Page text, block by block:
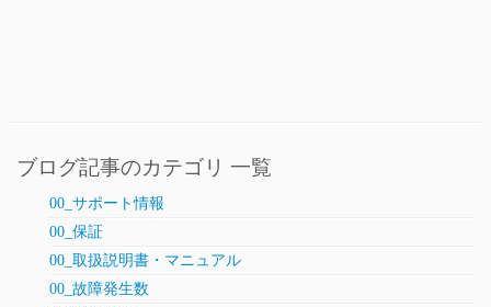
ブログ記事のカテゴリ 一覧
00_サポート情報
00_保証
00_取扱説明書・マニュアル
00_故障発生数